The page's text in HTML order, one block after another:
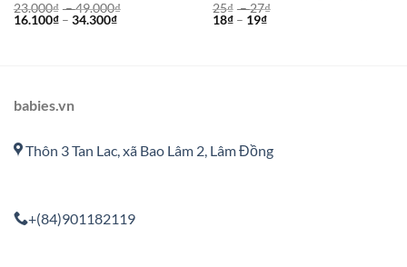
23.000₫ –49.000₫
16.100₫– 34.300₫
25₫ –27₫
18₫– 19₫
babies.vn
Thôn 3 Tan Lac, xã Bao Lâm 2, Lâm Đồng
+(84)901182119